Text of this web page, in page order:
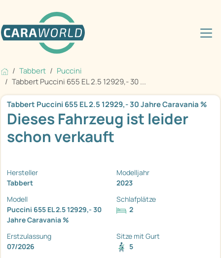
Tabbert
Puccini
Tabbert Puccini 655 EL 2.5 12929,- 30 ...
Tabbert Puccini 655 EL 2.5 12929,- 30 Jahre Caravania %
Dieses Fahrzeug ist leider
schon verkauft
Hersteller
Tabbert
Modelljahr
2023
Modell
Puccini 655 EL 2.5 12929,- 30
Jahre Caravania %
Schlafplätze
2
Erstzulassung
07/2026
Sitze mit Gurt
5